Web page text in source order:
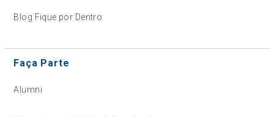
Blog Fique por Dentro
Faça Parte
Alumni